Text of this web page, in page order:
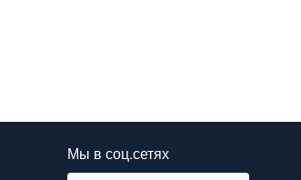
Мы в соц.сетях